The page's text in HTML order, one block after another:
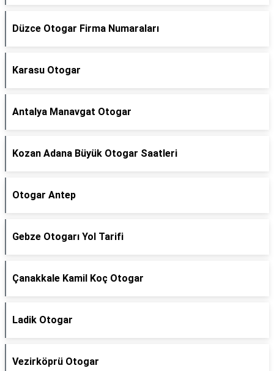
Düzce Otogar Firma Numaraları
Karasu Otogar
Antalya Manavgat Otogar
Kozan Adana Büyük Otogar Saatleri
Otogar Antep
Gebze Otogarı Yol Tarifi
Çanakkale Kamil Koç Otogar
Ladik Otogar
Vezirköprü Otogar